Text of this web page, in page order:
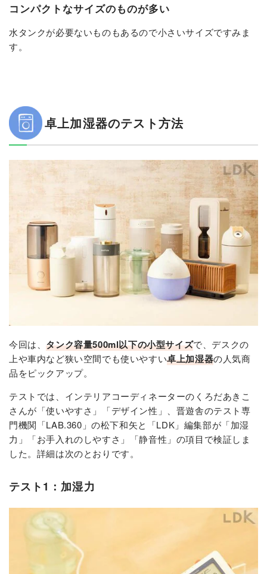
コンパクトなサイズのものが多い
水タンクが必要ないものもあるので小さいサイズですみま
す。
卓上加湿器のテスト方法
今回は、タンク容量500ml以下の小型サイズで、デスクの
上や車内など狭い空間でも使いやすい卓上加湿器の人気商
品をピックアップ。
テストでは、インテリアコーディネーターのくろだあきこ
さんが「使いやすさ」「デザイン性」、晋遊舎のテスト専
門機関「LAB.360 」の松下和矢と「LDK」編集部が「加湿
力」「お手入れのしやすさ」「静音性」の項目で検証しま
した。詳細は次のとおりです。
テスト1：加湿力